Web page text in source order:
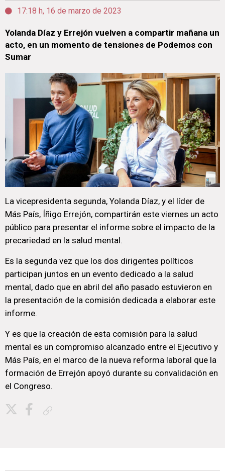
17:18 h, 16 de marzo de 2023
Yolanda Díaz y Errejón vuelven a compartir mañana un
acto, en un momento de tensiones de Podemos con
Sumar
La vicepresidenta segunda, Yolanda Díaz, y el líder de
Más País, Íñigo Errejón, compartirán este viernes un acto
público para presentar el informe sobre el impacto de la
precariedad en la salud mental.
Es la segunda vez que los dos dirigentes políticos
participan juntos en un evento dedicado a la salud
mental, dado que en abril del año pasado estuvieron en
la presentación de la comisión dedicada a elaborar este
informe.
Y es que la creación de esta comisión para la salud
mental es un compromiso alcanzado entre el Ejecutivo y
Más País, en el marco de la nueva reforma laboral que la
formación de Errejón apoyó durante su convalidación en
el Congreso.